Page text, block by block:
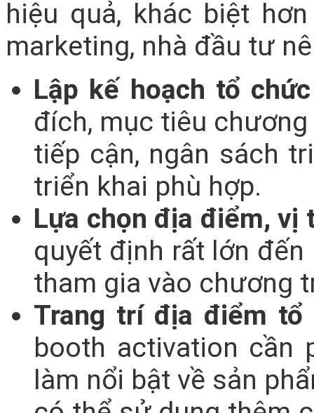
hiệu quả, khác biệt
marketing, nhà đầu tư
Lập kế hoạch tổ
đích, mục tiêu
tiếp cận, ngân sách
triển khai phù hợp.
Lựa chọn địa điểm,
quyết định rất lớn
tham gia vào chương
Trang trí địa điểm
booth activation cần
làm nổi bật về sản